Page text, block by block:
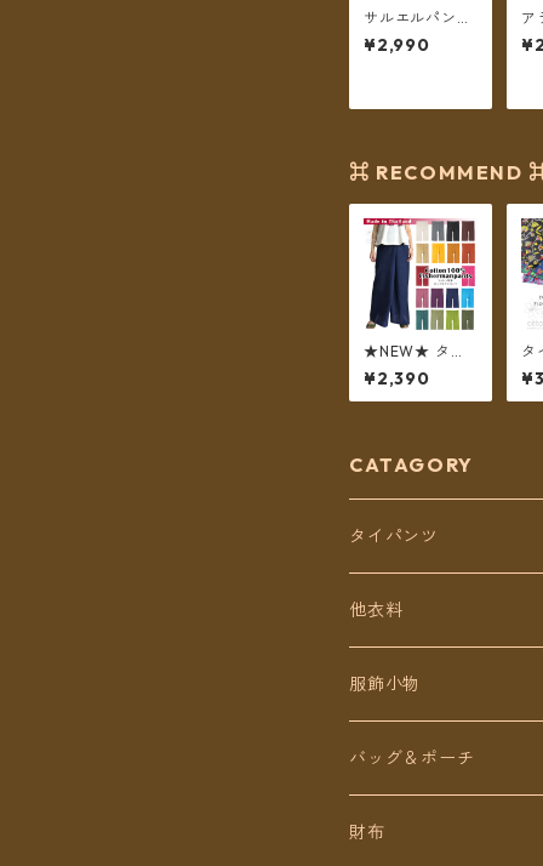
サルエルパンツ
アラジンパンツ
ストライプコッ
ーンポケット フ
送料無料】
¥2,990
ア
サ
料
⌘ RECOMMEND
★NEW★ タイ
パンツ コットン
無地 ポケット付
き ロング丈
¥2,390
タ
ド
ボ
CATAGORY
タイパンツ
定番無地タイパンツ
チェトオリジナル
ロング丈
ミディアム丈
他衣料
トップス
ワンピース
パンツ
服飾小物
バッグ＆ポーチ
財布